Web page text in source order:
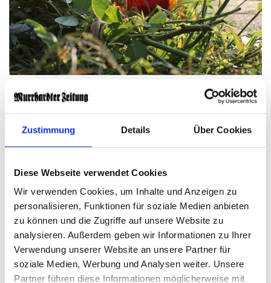
Zustimmung Details Über Cookies
Diese Webseite verwendet Cookies
Wir verwenden Cookies, um Inhalte und Anzeigen zu
personalisieren, Funktionen für soziale Medien anbieten
zu können und die Zugriffe auf unsere Website zu
analysieren. Außerdem geben wir Informationen zu Ihrer
Verwendung unserer Website an unsere Partner für
soziale Medien, Werbung und Analysen weiter. Unsere
Partner führen diese Informationen möglicherweise mit
50 Jahre neues Namensrecht
Meier, Müller, Müller-Meier? Die